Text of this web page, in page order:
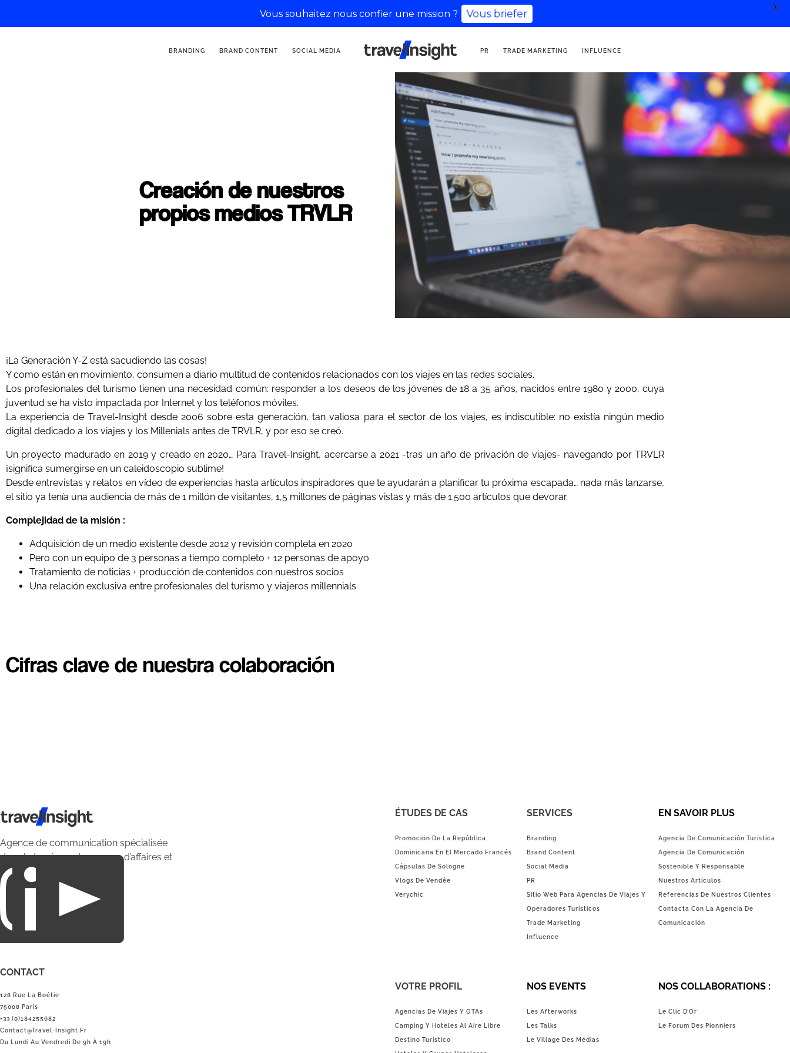
BRANDING BRAND CONTENT SOCIAL MEDIA
AGENCIA DE
COMUNICACIÓN TURÍSTICA
PR TRADE MARKETING INFLUENCE
Creación de nuestros
propios medios TRVLR
¡La Generación Y-Z está sacudiendo las cosas!
Y como están en movimiento, consumen a diario multitud de contenidos relacionados con los viajes en las redes sociales.
Los profesionales del turismo tienen una necesidad común: responder a los deseos de los jóvenes de 18 a 35 años, nacidos entre 1980 y 2000, cuya
juventud se ha visto impactada por Internet y los teléfonos móviles.
La experiencia de Travel-Insight desde 2006 sobre esta generación, tan valiosa para el sector de los viajes, es indiscutible: no existía ningún medio
digital dedicado a los viajes y los Millenials antes de TRVLR, y por eso se creó.
Un proyecto madurado en 2019 y creado en 2020… Para Travel-Insight, acercarse a 2021 -tras un año de privación de viajes- navegando por TRVLR
¡significa sumergirse en un caleidoscopio sublime!
Desde entrevistas y relatos en vídeo de experiencias hasta artículos inspiradores que te ayudarán a planificar tu próxima escapada… nada más lanzarse,
el sitio ya tenía una audiencia de más de 1 millón de visitantes, 1,5 millones de páginas vistas y más de 1.500 artículos que devorar.
Complejidad de la misión :
Adquisición de un medio existente desde 2012 y revisión completa en 2020
Pero con un equipo de 3 personas a tiempo completo + 12 personas de apoyo
Tratamiento de noticias + producción de contenidos con nuestros socios
Una relación exclusiva entre profesionales del turismo y viajeros millennials
Cifras clave de nuestra colaboración
Travel Insight
Agence de communication spécialisée
dans le tourisme du voyage d’affaires et
du loisirs.
CONTACT
128 Rue La Boétie
75008 Paris
+33 (0)184255682
Contact@Travel-Insight.fr
Du Lundi Au Vendredi De 9h À 19h
ÉTUDES DE CAS
Promoción De La República
Dominicana En El Mercado Francés
Cápsulas De Sologne
Vlogs De Vendée
Verychic
SERVICES
Branding
Brand Content
Social Media
PR
Sitio Web Para Agencias De Viajes Y
Operadores Turísticos
Trade Marketing
Influence
EN SAVOIR PLUS
Agencia De Comunicación Turística
Agencia De Comunicación
Sostenible Y Responsable
Nuestros Artículos
Referencias De Nuestros Clientes
Contacta Con La Agencia De
Comunicación
VOTRE PROFIL
Agencias De Viajes Y OTAs
Camping Y Hoteles Al Aire Libre
Destino Turístico
NOS EVENTS
Les Afterworks
Les Talks
Le Village Des Médias
NOS COLLABORATIONS :
Le Clic D’Or
Le Forum Des Pionniers
Vous souhaitez nous confier une mission ? Vous briefer
X